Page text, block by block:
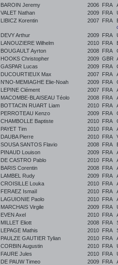
BAROIN Jeremy 2006 FRA
VALET Nathan 2009 FRA
LIBICZ Korentin 2007 FRA
DEVY Arthur 2009 FRA
LANOUZIERE Wilhelm 2010 FRA
BOUGAULT Ayrton 2008 FRA
HOOKS Christopher 2009 GBR
GASPAR Lucas 2009 FRA
DUCOURTIEUX Max 2007 FRA
N'NO-MEMIAGHE Elie-Noah 2009 FRA
LEPINE Clément 2007 FRA
MACOMBE-BLAISEAU Téolo 2008 FRA
BOTTACIN RUART Liam 2010 FRA
PERROTEAU Kenzo 2009 FRA
CHAMBOLLE Baptiste 2010 FRA
PAYET Tim 2010 FRA
DAUBA Pierre 2010 FRA
SOUSA SANTOS Flavio 2008 FRA
PINAUD Louison 2009 FRA
DE CASTRO Pablo 2010 FRA
BARIS Corentin 2008 FRA
LAMBEL Rudy 2009 FRA
CROISILLE Louka 2010 FRA
FERAEZ Ismaïl 2010 FRA
LAGUIONIE Paolo 2010 FRA
MARCHAIS Virgile 2009 FRA
EVEN Axel 2010 FRA
MILLET Eliott 2008 FRA
LEPAGE Mathis 2010 FRA
PAULZE GAUTIER Tylian 2010 FRA
CORBIN Augustin 2010 FRA
FAURE Jules 2010 FRA
DE PAUW Timeo 2009 FRA